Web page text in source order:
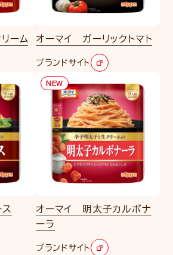
ーム オーマイ ガーリックトマト
ブランドサイト
NEW
オーマイ 明太子カルボナ
ーラ
ブランドサイト